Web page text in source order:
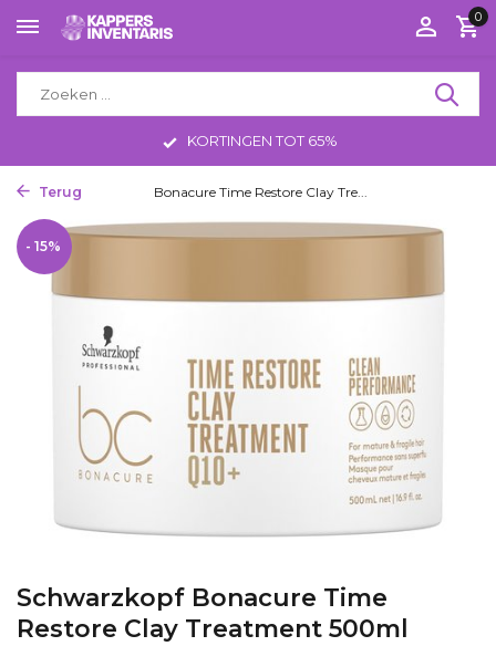
0
KORTINGEN TOT 65%
Terug Bonacure Time Restore Clay Tre...
Schwarzkopf Bonacure Time
Restore Clay Treatment 500ml
- 15%